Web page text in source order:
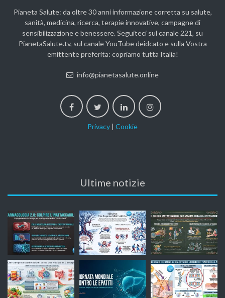
Pianeta Salute: da oltre 30 anni informazione corretta su salute,
sanità, medicina, ricerca, terapie innovative, campagne di
sensibilizzazione e benessere. Seguiteci sul canale 221, su
PianetaSalute.tv, sul canale YouTube deidcato e sulla Vostra
emittente preferita: copriamo tutta Italia!
info@pianetasalute.online
Privacy | Cookie
Ultime notizie